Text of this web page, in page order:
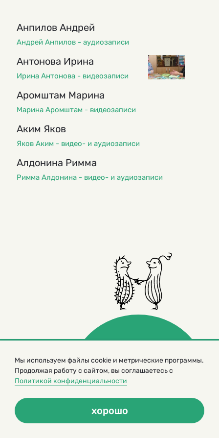
Анпилов Андрей
Андрей Анпилов - аудиозаписи
Антонова Ирина
Ирина Антонова - видеозаписи
Аромштам Марина
Марина Аромштам - видеозаписи
Аким Яков
Яков Аким - видео- и аудиозаписи
Алдонина Римма
Римма Алдонина - видео- и аудиозаписи
© 2000 – 2026. Кукумбер. Литературный иллюстрированный
журнал для детей
Копирование материалов возможно только с разрешения редакторов
Политика конфиденциальности
Мы используем файлы cookie и метрические программы.
Продолжая работу с сайтом, вы соглашаетесь с
Политикой конфиденциальности
хорошо